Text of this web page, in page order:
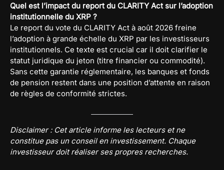
Quel est l’impact du report du CLARITY Act sur l’adoption
institutionnelle du XRP ?
Le report du vote du CLARITY Act à août 2026 freine
l’adoption à grande échelle du XRP par les investisseurs
institutionnels. Ce texte est crucial car il doit clarifier le
statut juridique du jeton (titre financier ou commodité).
Sans cette garantie réglementaire, les banques et fonds
de pension restent dans une position d’attente en raison
de règles de conformité strictes.
Disclaimer : Cet article informe les lecteurs et ne
constitue pas un conseil en investissement. Chaque
investisseur doit réaliser ses propres recherches.